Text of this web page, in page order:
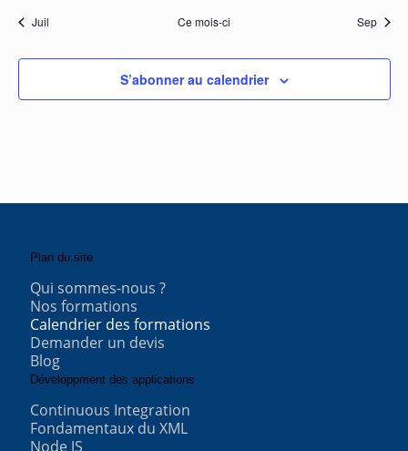
Juil Ce mois-ci Sep
S’abonner au calendrier
Plan du site
Qui sommes-nous ?
Nos formations
Calendrier des formations
Demander un devis
Blog
Développment des applications
Continuous Integration
Fondamentaux du XML
Node JS